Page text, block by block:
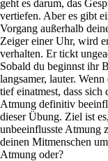
geht es darum, das
vertiefen. Aber es gibt
Vorgang außerhalb
Zeiger einer Uhr, wird
verhalten. Er tickt
Sobald du beginnst ihr
langsamer, lauter.
tief einatmest, dass
Atmung definitiv
dieser Übung. Ziel ist
unbeeinflusste Atmung
deinen Mitmenschen
Atmung oder?